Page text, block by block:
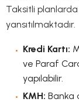
Taksitli
yansıtılmaktadır.
Kredi Kartı:
ve Paraf
yapılabilir.
KMH: Banka